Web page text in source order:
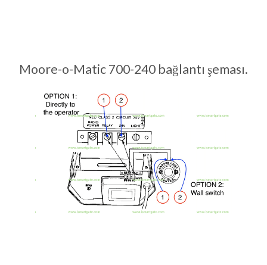
Moore-o-Matic 700-240 bağlantı şeması.